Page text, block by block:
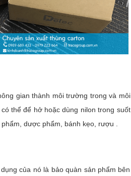
gian thành môi trường trong và môi
thể để hở hoặc dùng nilon trong suốt
dược phẩm, bánh kẹo, rượu .
của nó là bảo quàn sản phẩm bên